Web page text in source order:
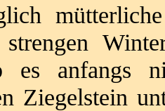
strengen
es anfangs
Ziegelstein